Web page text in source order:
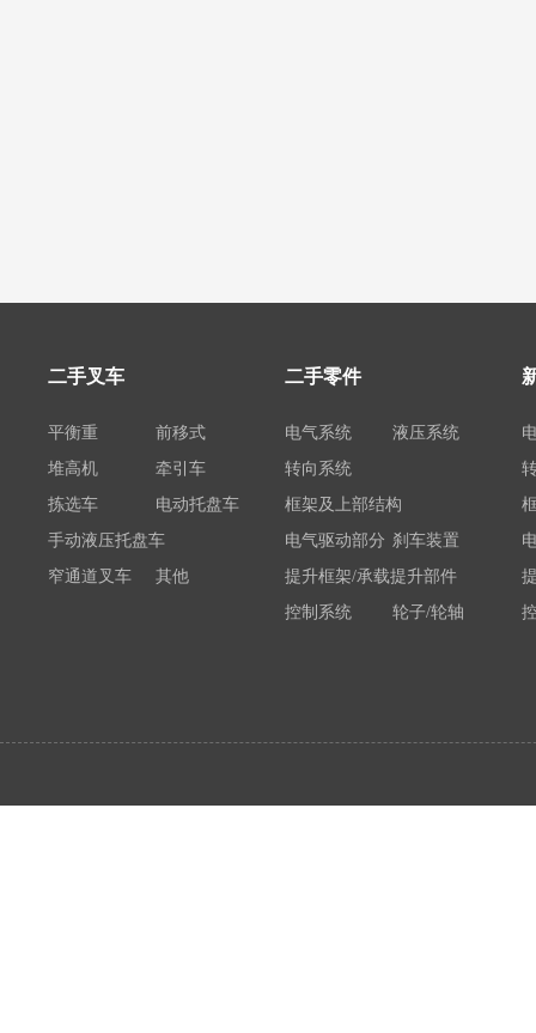
二手叉车
平衡重
前移式
堆高机
牵引车
拣选车
电动托盘车
手动液压托盘车
窄通道叉车
其他
二手零件
电气系统
液压系统
转向系统
框架及上部结构
电气驱动部分 刹车装置
提升框架/承载提升部件
控制系统
轮子/轮轴